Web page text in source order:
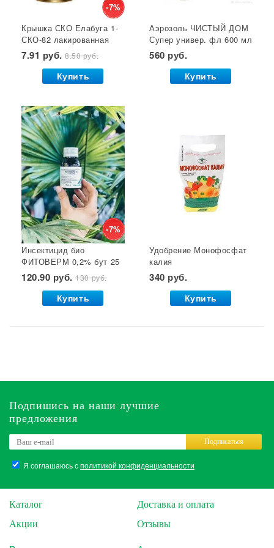
Отпугиватель крыс
Гет от тараканов Отрава от крыс Семена салата
-7%
Крышка СКО Елабуга 1-
СКО-82 лакированная
Звезда 1/50/600*
7.91 руб.8.50 руб.
Купить
Аэрозоль ЧИСТЫЙ ДОМ
Супер универ. фл 600 мл
(двойное распыление)
GB 1/24*
560 руб.
Купить
-7%
Инсектицид био
ФИТОВЕРМ 0,2% бут 25
мл ВХ 1/30
120.90 руб.130 руб.
Купить
Удобрение Монофосфат
калия
(монокалийфосфат) 0,5
кг. Буй 1/36 УДАЧНАЯ
ЦЕНА *
340 руб.
Купить
Подпишись на наши лучшие
предложения
Я соглашаюсь сполитикой конфиденциальности
Подписаться
Каталог
Акции
Доставка и оплата
Отзывы